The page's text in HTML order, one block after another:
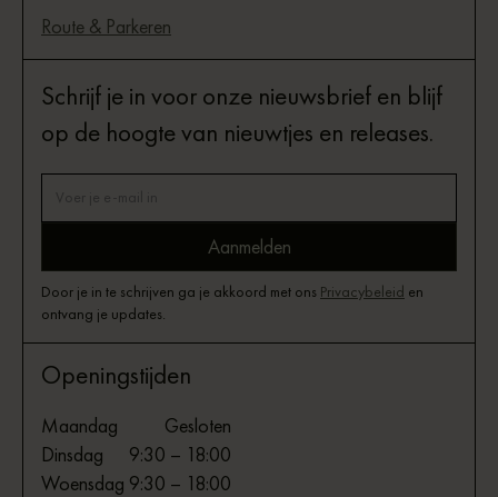
Route & Parkeren
Schrijf je in voor onze nieuwsbrief en blijf
op de hoogte van nieuwtjes en releases.
Door je in te schrijven ga je akkoord met ons Privacybeleid en
ontvang je updates.
Openingstijden
Maandag
Gesloten
Dinsdag
9:30 – 18:00
Woensdag 9:30 – 18:00